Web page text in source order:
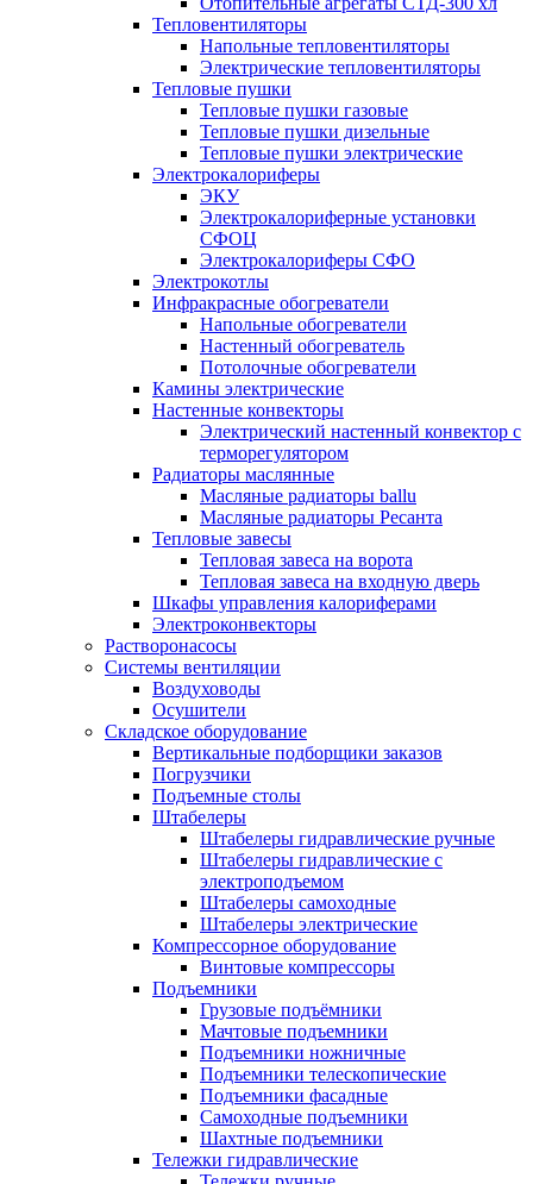
Тепловентиляторы
Напольные тепловентиляторы
Электрические тепловентиляторы
Тепловые пушки
Тепловые пушки газовые
Тепловые пушки дизельные
Тепловые пушки электрические
Электрокалориферы
ЭКУ
Электрокалориферные установки
СФОЦ
Электрокалориферы СФО
Электрокотлы
Инфракрасные обогреватели
Напольные обогреватели
Настенный обогреватель
Потолочные обогреватели
Камины электрические
Настенные конвекторы
Электрический настенный конвектор с
терморегулятором
Радиаторы маслянные
Масляные радиаторы ballu
Масляные радиаторы Ресанта
Тепловые завесы
Тепловая завеса на ворота
Тепловая завеса на входную дверь
Шкафы управления калориферами
Электроконвекторы
Растворонасосы
Системы вентиляции
Воздуховоды
Осушители
Складское оборудование
Вертикальные подборщики заказов
Погрузчики
Подъемные столы
Штабелеры
Штабелеры гидравлические ручные
Штабелеры гидравлические с
электроподъемом
Штабелеры самоходные
Штабелеры электрические
Компрессорное оборудование
Винтовые компрессоры
Подъемники
Грузовые подъёмники
Мачтовые подъемники
Подъемники ножничные
Подъемники телескопические
Подъемники фасадные
Самоходные подъемники
Шахтные подъемники
Тележки гидравлические